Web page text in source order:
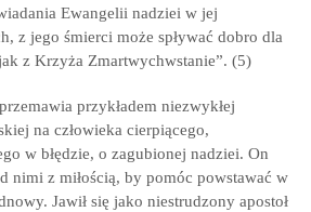
Ewangelii nadziei w jej
z jego śmierci może spływać dobro dla
z Krzyża Zmartwychwstanie”. (5)
przykładem niezwykłej
na człowieka cierpiącego,
w błędzie, o zagubionej nadziei. On
nimi z miłością, by pomóc powstawać w
Jawił się jako niestrudzony apostoł